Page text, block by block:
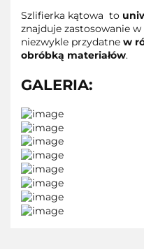
Szlifierka kątowa to
znajduje zastosowanie
niezwykle przydatne w
obróbką materiałów.
GALERIA: